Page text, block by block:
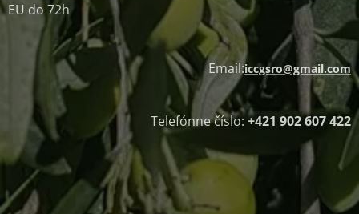
EU do 72h
Email:iccgsro@gmail.com
Telefónne číslo: +421 902 607 422